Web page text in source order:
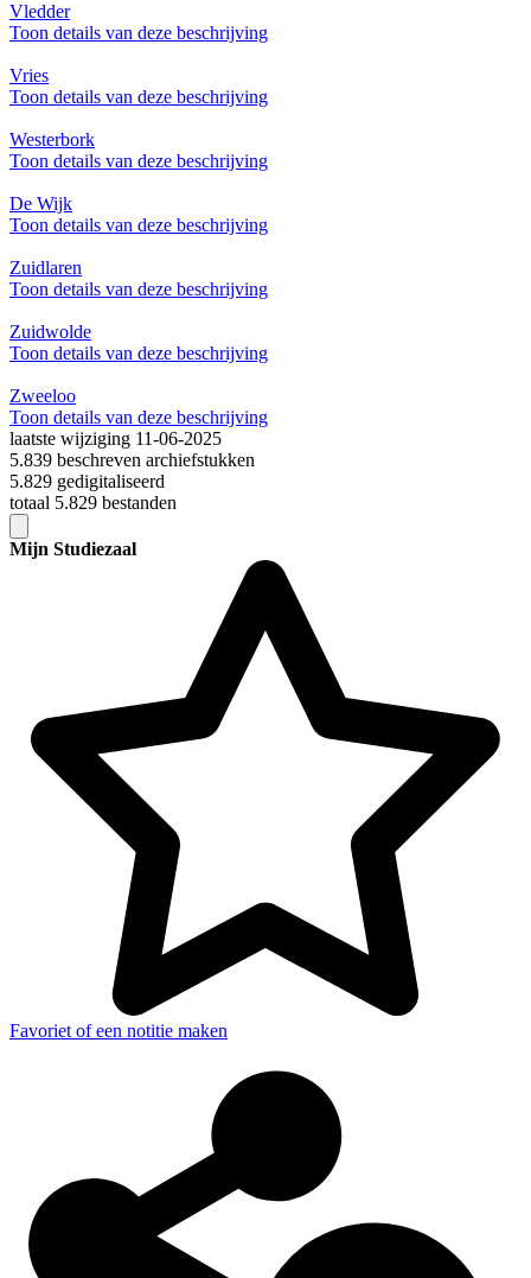
Vledder
Toon details van deze beschrijving
Vries
Toon details van deze beschrijving
Westerbork
Toon details van deze beschrijving
De Wijk
Toon details van deze beschrijving
Zuidlaren
Toon details van deze beschrijving
Zuidwolde
Toon details van deze beschrijving
Zweeloo
Toon details van deze beschrijving
laatste wijziging 11-06-2025
5.839 beschreven archiefstukken
5.829 gedigitaliseerd
totaal 5.829 bestanden
Mijn Studiezaal
Favoriet of een notitie maken